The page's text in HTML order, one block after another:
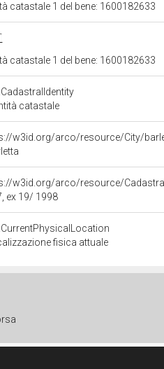
catastale 1 del bene: 1600182633
catastale 1 del bene: 1600182633
catastale
w3id.org/arco/resource/City/
w3id.org/arco/resource/
ex 19/ 1998
fisica attuale